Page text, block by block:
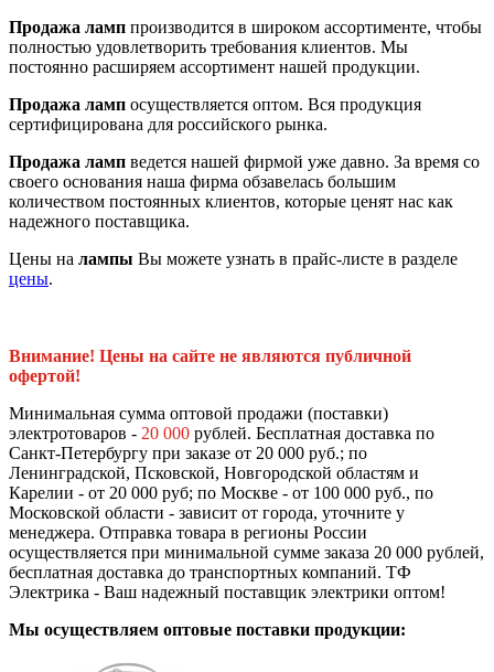
Продажа ламп производится в широком ассортименте, чтобы
полностью удовлетворить требования клиентов. Мы
постоянно расширяем ассортимент нашей продукции.
Продажа ламп осуществляется оптом. Вся продукция
сертифицирована для российского рынка.
Продажа ламп ведется нашей фирмой уже давно. За время со
своего основания наша фирма обзавелась большим
количеством постоянных клиентов, которые ценят нас как
надежного поставщика.
Цены на лампы Вы можете узнать в прайс-листе в разделе
цены.
Внимание! Цены на сайте не являются публичной
офертой!
Минимальная сумма оптовой продажи (поставки)
электротоваров - 20 000 рублей. Бесплатная доставка по
Санкт-Петербургу при заказе от 20 000 руб.; по
Ленинградской, Псковской, Новгородской областям и
Карелии - от 20 000 руб; по Москве - от 100 000 руб., по
Московской области - зависит от города, уточните у
менеджера. Отправка товара в регионы России
осуществляется при минимальной сумме заказа 20 000 рублей,
бесплатная доставка до транспортных компаний. ТФ
Электрика - Ваш надежный поставщик электрики оптом!
Мы осуществляем оптовые поставки продукции: